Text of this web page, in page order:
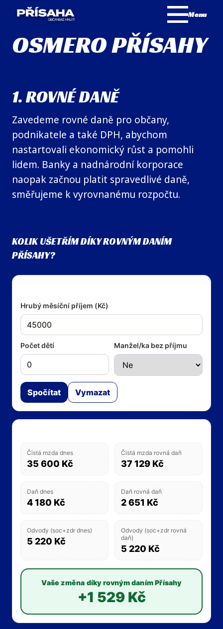
Menu
OSMERO PŘÍSAHY
1. ROVNÉ DANĚ
Zavedeme rovné daně pro občany,
podnikatele a také DPH, abychom
nastartovali ekonomický růst a pomohli
lidem. Banky a nadnárodní korporace
naopak začnou platit spravedlivé daně,
směřujeme k vyrovnanému rozpočtu.
KOLIK UŠETŘÍM DÍKY ROVNÝM DANÍM
PŘÍSAHY?
Hrubý měsíční příjem (Kč)
Počet dětí Manžel/ka bez příjmu
Spočítat Vymazat
Čistá mzda dnes
35 600 Kč
Čistá mzda rovná daň
37 129 Kč
Daň dnes
4 180 Kč
Daň rovná daň
2 651 Kč
Odvody (soc+zdr dnes)
5 220 Kč
Odvody (soc+zdr rovná
daň)
5 220 Kč
Vaše změna díky rovným daním Přísahy
+1 529 Kč